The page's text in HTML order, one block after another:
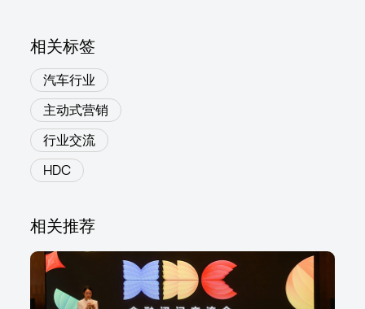
相关标签
汽车行业
主动式营销
行业交流
HDC
相关推荐